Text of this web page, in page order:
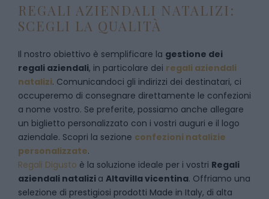
REGALI AZIENDALI NATALIZI:
SCEGLI LA QUALITÀ
Il nostro obiettivo è semplificare la gestione dei
regali aziendali, in particolare dei regali aziendali
natalizi. Comunicandoci gli indirizzi dei destinatari, ci
occuperemo di consegnare direttamente le confezioni
a nome vostro. Se preferite, possiamo anche allegare
un biglietto personalizzato con i vostri auguri e il logo
aziendale. Scopri la sezione confezioni natalizie
personalizzate.
Regali Digusto è la soluzione ideale per i vostri Regali
aziendali natalizi a Altavilla vicentina. Offriamo una
selezione di prestigiosi prodotti Made in Italy, di alta